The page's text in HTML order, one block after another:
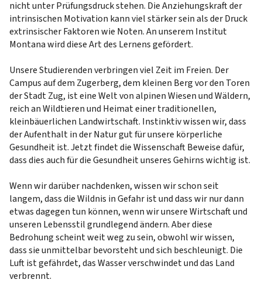
nicht unter Prüfungsdruck stehen. Die Anziehungskraft der
intrinsischen Motivation kann viel stärker sein als der Druck
extrinsischer Faktoren wie Noten. An unserem Institut
Montana wird diese Art des Lernens gefördert.
Unsere Studierenden verbringen viel Zeit im Freien. Der
Campus auf dem Zugerberg, dem kleinen Berg vor den Toren
der Stadt Zug, ist eine Welt von alpinen Wiesen und Wäldern,
reich an Wildtieren und Heimat einer traditionellen,
kleinbäuerlichen Landwirtschaft. Instinktiv wissen wir, dass
der Aufenthalt in der Natur gut für unsere körperliche
Gesundheit ist. Jetzt findet die Wissenschaft Beweise dafür,
dass dies auch für die Gesundheit unseres Gehirns wichtig ist.
Wenn wir darüber nachdenken, wissen wir schon seit
langem, dass die Wildnis in Gefahr ist und dass wir nur dann
etwas dagegen tun können, wenn wir unsere Wirtschaft und
unseren Lebensstil grundlegend ändern. Aber diese
Bedrohung scheint weit weg zu sein, obwohl wir wissen,
dass sie unmittelbar bevorsteht und sich beschleunigt. Die
Luft ist gefährdet, das Wasser verschwindet und das Land
verbrennt.